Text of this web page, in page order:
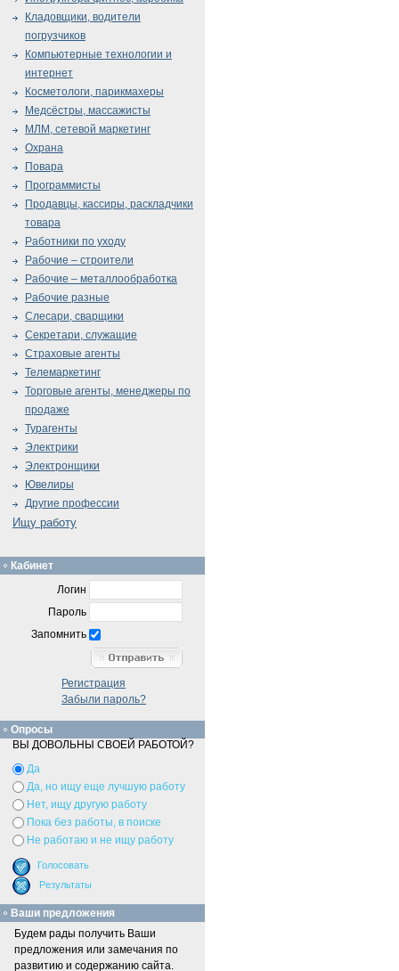
Кладовщики, водители
погрузчиков
Компьютерные технологии и
интернет
Косметологи, парикмахеры
Медсёстры, массажисты
МЛМ, сетевой маркетинг
Охрана
Повара
Программисты
Продавцы, кассиры, раскладчики
товара
Работники по уходу
Рабочие – строители
Рабочие – металлообработка
Рабочие разные
Слесари, сварщики
Секретари, служащие
Страховые агенты
Телемаркетинг
Торговые агенты, менеджеры по
продаже
Турагенты
Электрики
Электронщики
Ювелиры
Другие профессии
Ищу работу
Кабинет
Логин
Пароль
Запомнить
Регистрация
Забыли пароль?
Опросы
ВЫ ДОВОЛЬНЫ СВОЕЙ РАБОТОЙ?
Да
Да, но ищу еще лучшую работу
Нет, ищу другую работу
Пока без работы, в поиске
Не работаю и не ищу работу
Ваши предложения
Будем рады получить Ваши
предложения или замечания по
развитию и содержанию сайта.